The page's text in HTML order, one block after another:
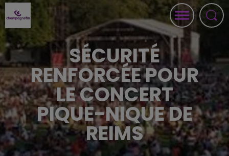
SÉCURITÉ
RENFORCÉE POUR
LE CONCERT
PIQUE-NIQUE DE
REIMS